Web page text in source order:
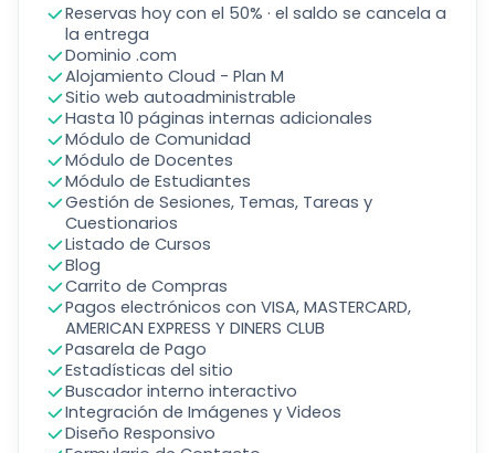
Reservas hoy con el 50% · el saldo se cancela a
la entrega
Dominio .com
Alojamiento Cloud - Plan M
Sitio web autoadministrable
Hasta 10 páginas internas adicionales
Módulo de Comunidad
Módulo de Docentes
Módulo de Estudiantes
Gestión de Sesiones, Temas, Tareas y
Cuestionarios
Listado de Cursos
Blog
Carrito de Compras
Pagos electrónicos con VISA, MASTERCARD,
AMERICAN EXPRESS Y DINERS CLUB
Pasarela de Pago
Estadísticas del sitio
Buscador interno interactivo
Integración de Imágenes y Videos
Diseño Responsivo